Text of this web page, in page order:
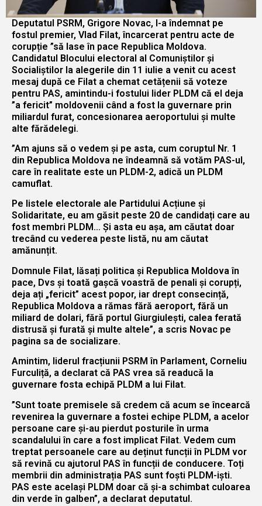
Deputatul PSRM, Grigore Novac, l-a îndemnat pe
fostul premier, Vlad Filat, încarcerat pentru acte de
corupție ”să lase în pace Republica Moldova.
Candidatul Blocului electoral al Comuniștilor și
Socialiștilor la alegerile din 11 iulie a venit cu acest
mesaj după ce Filat a chemat cetățenii să voteze
pentru PAS, amintindu-i fostului lider PLDM că el deja
”a fericit” moldovenii când a fost la guvernare prin
miliardul furat, concesionarea aeroportului și multe
alte fărădelegi.
”Am ajuns să o vedem și pe asta, cum coruptul Nr. 1
din Republica Moldova ne îndeamnă să votăm PAS-ul,
care în realitate este un PLDM-2, adică un PLDM
camuflat.
Pe listele electorale ale Partidului Acțiune și
Solidaritate, eu am găsit peste 20 de candidați care au
fost membri PLDM… Și asta eu așa, am căutat doar
trecând cu vederea peste listă, nu am căutat
amănunțit.
Domnule Filat, lăsați politica și Republica Moldova în
pace, Dvs și toată gașcă voastră de penali și corupți,
deja ați „fericit” acest popor, iar drept consecință,
Republica Moldova a rămas fără aeroport, fără un
miliard de dolari, fără portul Giurgiulești, calea ferată
distrusă și furată și multe altele”, a scris Novac pe
pagina sa de socializare.
Amintim, liderul fracțiunii PSRM în Parlament, Corneliu
Furculiță, a declarat că PAS vrea să readucă la
guvernare fosta echipă PLDM a lui Filat.
”Sunt toate premisele să credem că acum se încearcă
revenirea la guvernare a fostei echipe PLDM, a acelor
persoane care și-au pierdut posturile în urma
scandalului în care a fost implicat Filat. Vedem cum
treptat persoanele care au deținut funcții în PLDM vor
să revină cu ajutorul PAS în funcții de conducere. Toți
membrii din administrația PAS sunt foști PLDM-iști.
PAS este același PLDM doar că și-a schimbat culoarea
din verde în galben”, a declarat deputatul.